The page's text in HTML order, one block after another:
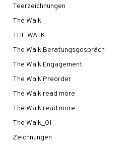
Teerzeichnungen
The Walk
THE WALK
The Walk Beratungsgespräch
The Walk Engagement
The Walk Preorder
The Walk read more
The Walk read more
The Walk_01
Zeichnungen